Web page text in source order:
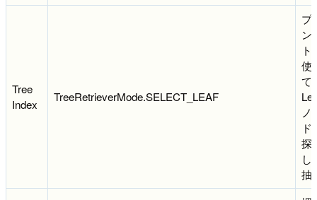
Tree
Index
TreeRetrieverMode.SELECT_LEAF
プ
ン
ト
使
て
ノ
ド
探
し
抽